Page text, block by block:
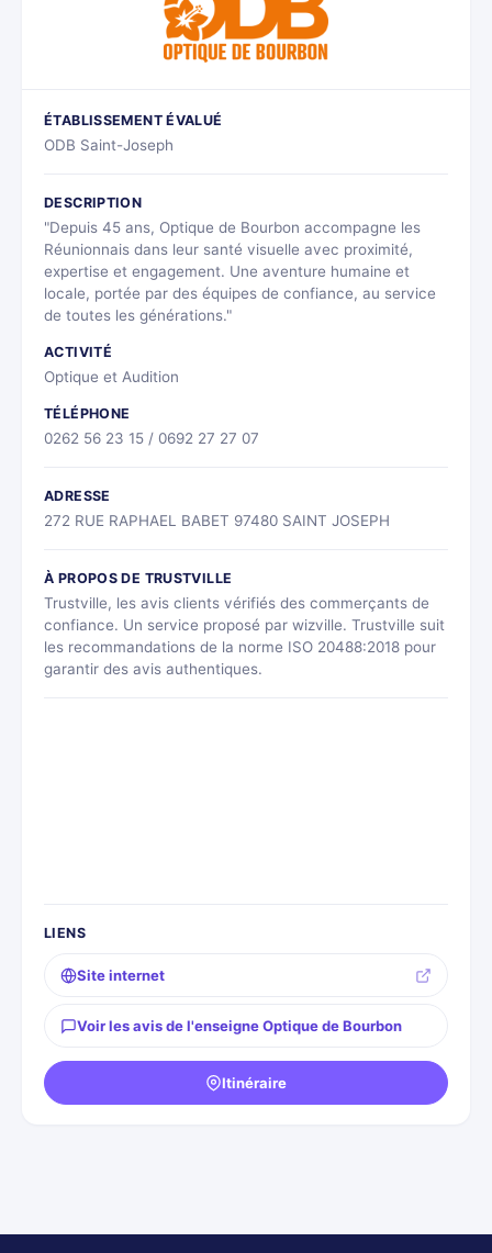
ÉTABLISSEMENT ÉVALUÉ
ODB Saint-Joseph
DESCRIPTION
"Depuis 45 ans, Optique de Bourbon accompagne les
Réunionnais dans leur santé visuelle avec proximité,
expertise et engagement. Une aventure humaine et
locale, portée par des équipes de confiance, au service
de toutes les générations."
ACTIVITÉ
Optique et Audition
TÉLÉPHONE
0262 56 23 15 / 0692 27 27 07
ADRESSE
272 RUE RAPHAEL BABET 97480 SAINT JOSEPH
À PROPOS DE TRUSTVILLE
Trustville, les avis clients vérifiés des commerçants de
confiance. Un service proposé par wizville. Trustville suit
les recommandations de la norme ISO 20488:2018 pour
garantir des avis authentiques.
LIENS
Site internet
Voir les avis de l'enseigne Optique de Bourbon
Itinéraire